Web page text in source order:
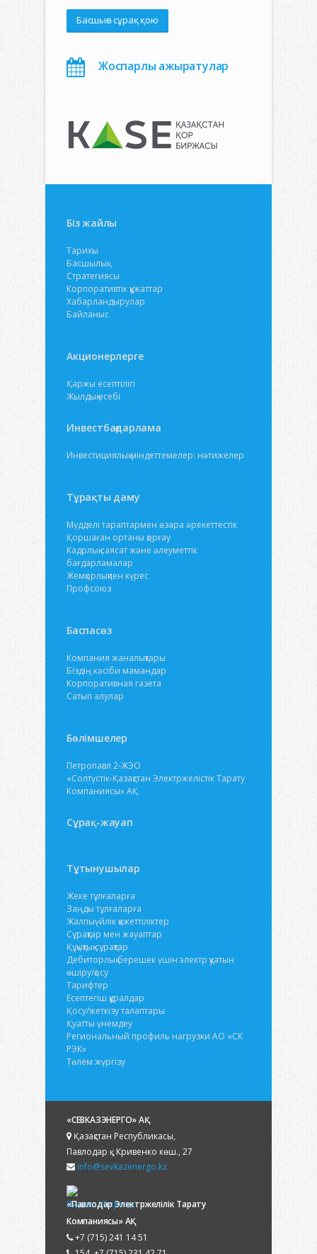
Басшыға сұрақ қою
Жоспарлы ажыратулар
Біз жайлы
Тарихы
Басшылық
Стратегиясы
Корпоративтік құжаттар
Хабарландырулар
Байланыс
Акционерлерге
Қаржы есептілігі
Жылдық есебі
Инвестбағдарлама
Инвестициялық міндеттемелер: нәтижелер
Тұрақты даму
Мүдделі тараптармен өзара әрекеттестік
Қоршаған ортаны қорғау
Кадрлық саясат және әлеуметтік
бағдарламалар
Жемқорлықпен күрес
Профсоюз
Баспасөз
Компания жаналықтары
Біздің кәсіби мамандар
Корпоративная газета
Сатып алулар
Бөлімшелер
Петропавл 2-ЖЭО
«Солтүстік-Қазақстан Электржелістік Тарату
Компаниясы» АҚ
Сұрақ-жауап
Тұтынушылар
Жеке тұлғаларға
Заңды тұлғаларға
Жалпыүйлік қажеттіліктер
Сұрақтар мен жауаптар
Құқықтық сұрақтар
Дебиторлық берешек үшін электр қуатын
өшіру/қосу
Тарифтер
Есептегіш құралдар
Қосу/жеткізу талаптары
Қуатты үнемдеу
Региональный профиль нагрузки АО «СК
РЭК»
Төлем жүргізу
«СЕВКАЗЭНЕРГО» АҚ
Қазақстан Республикасы,
Павлодар қ., Кривенко көш., 27
info@sevkazenergo.kz
«Павлодар Электржелілік Тарату
Компаниясы» АҚ
+7 (715) 241 14 51